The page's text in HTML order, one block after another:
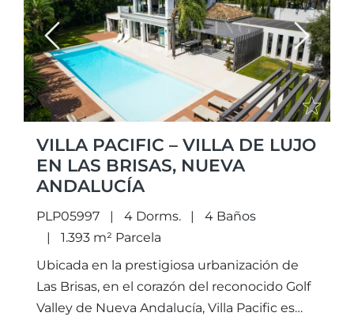
Previous Next
VILLA PACIFIC – VILLA DE LUJO
EN LAS BRISAS, NUEVA
ANDALUCÍA
PLP05997 4 Dorms.
4 Baños
1.393 m² Parcela
Ubicada en la prestigiosa urbanización de
Las Brisas, en el corazón del reconocido Golf
Valley de Nueva Andalucía, Villa Pacific es